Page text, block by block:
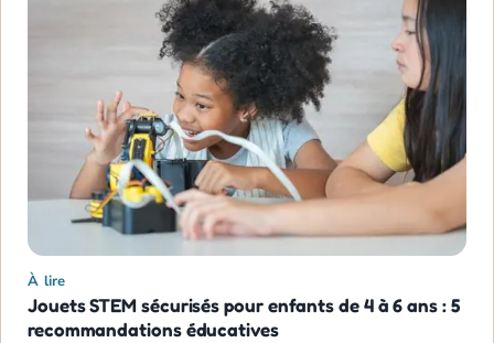
À lire
Jouets STEM sécurisés pour enfants de 4 à 6 ans : 5
recommandations éducatives